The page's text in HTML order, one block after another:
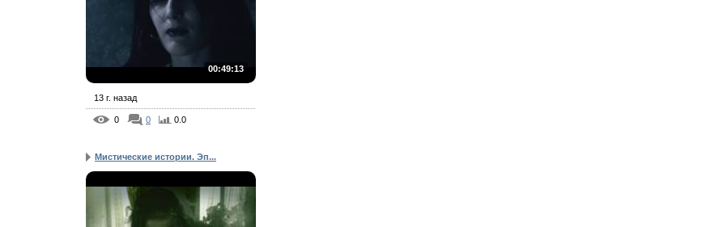
00:49:13
13 г. назад
0 0 0.0
Мистические истории. Эп...